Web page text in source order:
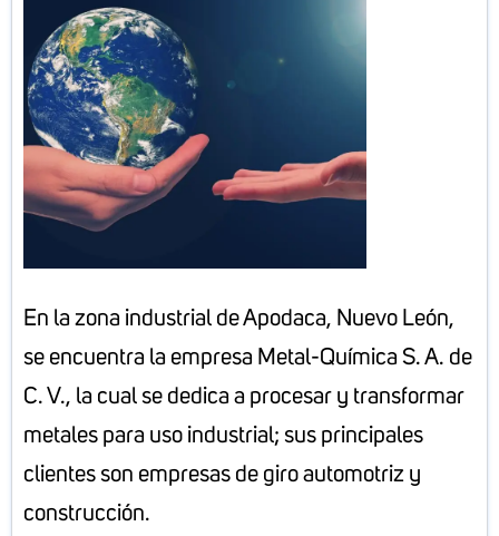
En la zona industrial de Apodaca, Nuevo León,
se encuentra la empresa Metal-Química S. A. de
C. V., la cual se dedica a procesar y transformar
metales para uso industrial; sus principales
clientes son empresas de giro automotriz y
construcción.